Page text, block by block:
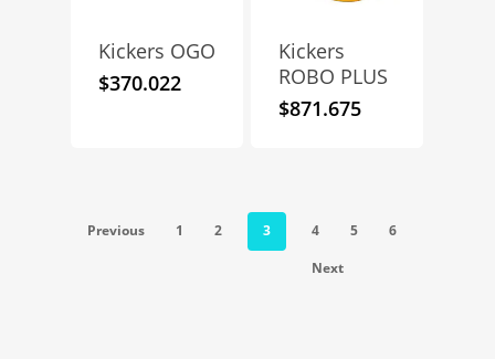
Kickers OGO
$370.022
Kickers
ROBO PLUS
$871.675
Previous 1 2 3 4 5
6
Next